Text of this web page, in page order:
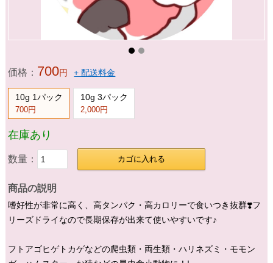
価格： 700円 + 配送料金
10g 1パック
700円
10g 3パック
2,000円
在庫あり
数量： カゴに入れる
商品の説明
嗜好性が非常に高く、高タンパク・高カロリーで食いつき抜群❣️フ
リーズドライなので長期保存が出来て使いやすいです♪
フトアゴヒゲトカゲなどの爬虫類・両生類・ハリネズミ・モモン